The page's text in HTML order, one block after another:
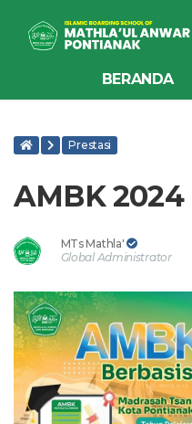
BERANDA
Prestasi
AMBK 2024
MTs Mathla'
Global Administrator